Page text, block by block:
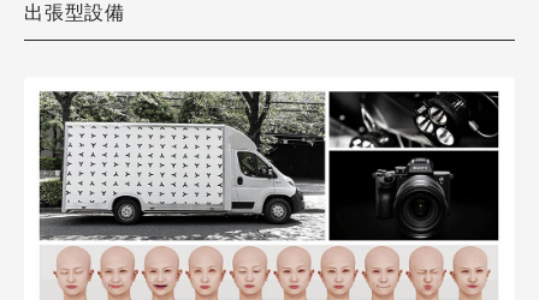
出張型設備